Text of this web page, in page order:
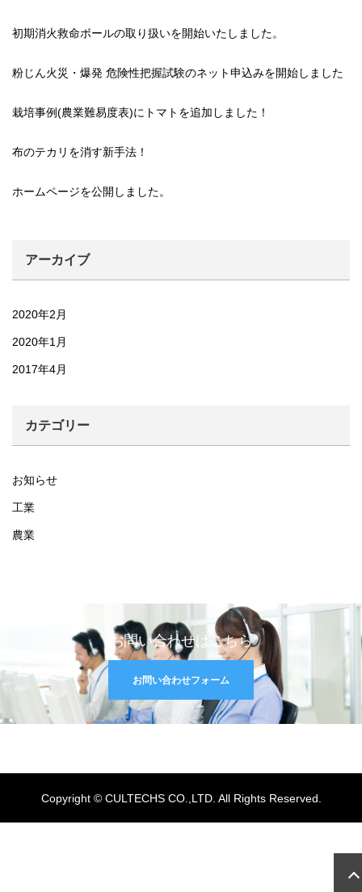
初期消火救命ボールの取り扱いを開始いたしました。
粉じん火災・爆発 危険性把握試験のネット申込みを開始しました
栽培事例(農業難易度表)にトマトを追加しました！
布のテカリを消す新手法！
ホームページを公開しました。
アーカイブ
2020年2月
2020年1月
2017年4月
カテゴリー
お知らせ
工業
農業
お問い合わせはこちら
お問い合わせフォーム
Copyright © CULTECHS CO.,LTD. All Rights Reserved.